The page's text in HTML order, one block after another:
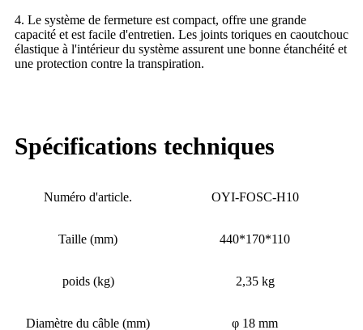
4. Le système de fermeture est compact, offre une grande
capacité et est facile d'entretien. Les joints toriques en caoutchouc
élastique à l'intérieur du système assurent une bonne étanchéité et
une protection contre la transpiration.
Spécifications techniques
Numéro d'article. OYI-FOSC-H10
Taille (mm) 440*170*110
poids (kg) 2,35 kg
Diamètre du câble (mm) φ 18 mm